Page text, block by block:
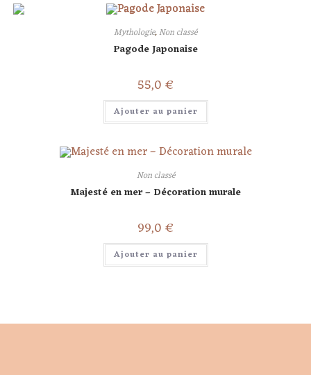
Mythologie,Non classé
Pagode Japonaise
55,0€
Ajouter au panier
Non classé
Majesté en mer – Décoration murale
99,0€
Ajouter au panier